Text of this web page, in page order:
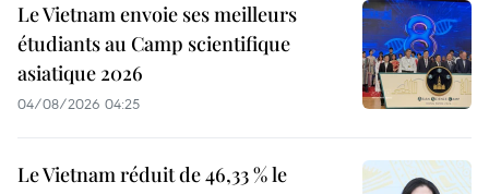
Le Vietnam envoie ses meilleurs
étudiants au Camp scientifique
asiatique 2026
04/08/2026 04:25
Le Vietnam réduit de 46,33 % le